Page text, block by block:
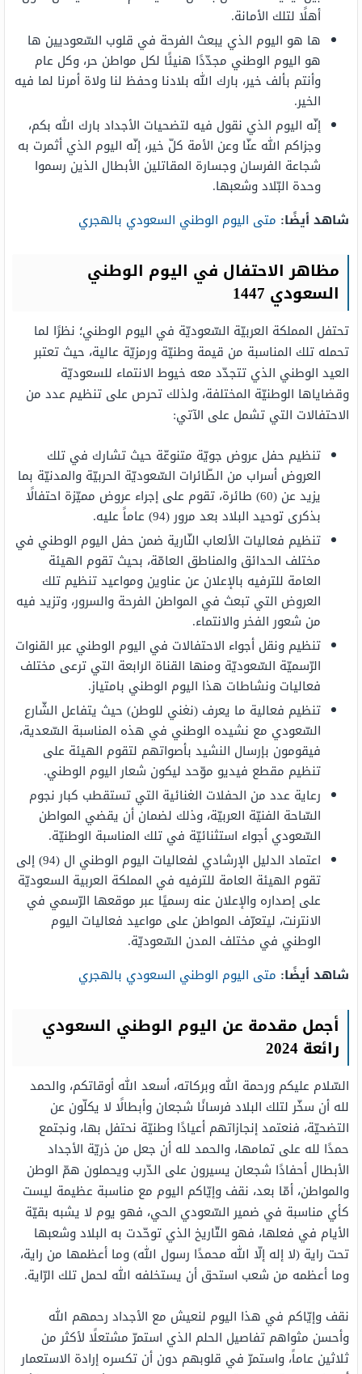
أهلًا لتلك الأمانة.
ها هو اليوم الذي يبعث الفرحة في قلوب السّعوديين ها
هو اليوم الوطني مجدّدًا هنيئًا لكل مواطن حر، وكل عام
وأنتم بألف خير، بارك الله بلادنا وحفظ لنا ولاة أمرنا لما فيه
الخير.
إنّه اليوم الذي نقول فيه لتضحيات الأجداد بارك الله بكم،
وجزاكم الله عنّا وعن الأمة كلّ خير، إنّه اليوم الذي أثمرت به
شجاعة الفرسان وجسارة المقاتلين الأبطال الذين رسموا
وحدة البّلاد وشعبها.
شاهد أيضًا: متى اليوم الوطني السعودي بالهجري
مظاهر الاحتفال في اليوم الوطني
السعودي 1447
تحتفل المملكة العربيّة السّعوديّة في اليوم الوطني؛ نظرًا لما
تحمله تلك المناسبة من قيمة وطنيّة ورمزيّة عالية، حيث تعتبر
العيد الوطني الذي تتجدّد معه خيوط الانتماء للسعوديّة
وقضاياها الوطنيّة المختلفة، ولذلك تحرص على تنظيم عدد من
الاحتفالات التي تشمل على الآتي:
تنظيم حفل عروض جويّة متنوعّة حيث تشارك في تلك
العروض أسراب من الطّائرات السّعوديّة الحربيّة والمدنيّة بما
يزيد عن (60) طائرة، تقوم على إجراء عروض مميّزة احتفالًا
بذكرى توحيد البلاد بعد مرور (94) عاماً عليه.
تنظيم فعاليات الألعاب النّارية ضمن حفل اليوم الوطني في
مختلف الحدائق والمناطق العامّة، بحيث تقوم الهيئة
العامة للترفيه بالإعلان عن عناوين ومواعيد تنظيم تلك
العروض التي تبعث في المواطن الفرحة والسرور، وتزيد فيه
من شعور الفخر والانتماء.
تنظيم ونقل أجواء الاحتفالات في اليوم الوطني عبر القنوات
الرّسميّة السّعوديّة ومنها القناة الرابعة التي ترعى مختلف
فعاليات ونشاطات هذا اليوم الوطني بامتياز.
تنظيم فعالية ما يعرف (نغني للوطن) حيث يتفاعل الشّارع
السّعودي مع نشيده الوطني في هذه المناسبة السّعدية،
فيقومون بإرسال النشيد بأصواتهم لتقوم الهيئة على
تنظيم مقطع فيديو موّحد ليكون شعار اليوم الوطني.
رعاية عدد من الحفلات الغنائية التي تستقطب كبار نجوم
السّاحة الفنيّة العربيّة، وذلك لضمان أن يقضي المواطن
السّعودي أجواء استثنائيّة في تلك المناسبة الوطنيّة.
اعتماد الدليل الإرشادي لفعاليات اليوم الوطني ال (94) إلى
تقوم الهيئة العامة للترفيه في المملكة العربية السعوديّة
على إصداره والإعلان عنه رسميًا عبر موقعها الرّسمي في
الانترنت، ليتعرّف المواطن على مواعيد فعاليات اليوم
الوطني في مختلف المدن السّعوديّة.
شاهد أيضًا: متى اليوم الوطني السعودي بالهجري
أجمل مقدمة عن اليوم الوطني السعودي
رائعة2024
السّلام عليكم ورحمة الله وبركاته، أسعد الله أوقاتكم، والحمد
لله أن سخّر لتلك البلاد فرسانًا شجعان وأبطالًا لا يكلّون عن
التضحيّة، فنعتمد إنجازاتهم أعيادًا وطنيّة نحتفل بها، ونجتمع
حمدًا لله على تمامها، والحمد لله أن جعل من ذريّة الأجداد
الأبطال أحفادًا شجعان يسيرون على الدّرب ويحملون همّ الوطن
والمواطن، أمّا بعد، نقف وإيّاكم اليوم مع مناسبة عظيمة ليست
كأي مناسبة في ضمير السّعودي الحي، فهو يوم لا يشبه بقيّة
الأيام في فعلها، فهو التّاريخ الذي توحّدت به البلاد وشعبها
تحت راية (لا إله إلّا الله محمدًا رسول الله) وما أعظمها من راية،
وما أعظمه من شعب استحق أن يستخلفه الله لحمل تلك الرّاية.
نقف وإيّاكم في هذا اليوم لنعيش مع الأجداد رحمهم الله
وأحسن مثواهم تفاصيل الحلم الذي استمرّ مشتعلًا لأكثر من
ثلاثين عاماً، واستمرّ في قلوبهم دون أن تكسره إرادة الاستعمار